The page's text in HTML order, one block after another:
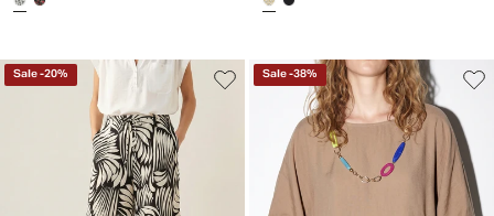
Sale-20% Sale-38%